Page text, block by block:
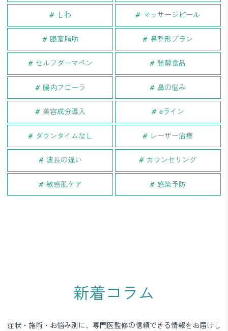
しわ マッサージピール
眼窩脂肪 鼻整形プラン
セルフダーマペン 発酵食品
腸内フローラ 鼻の悩み
美容成分導入 eライン
ダウンタイムなし レーザー治療
波長の違い カウンセリング
敏感肌ケア 感染予防
新着コラム
症状・施術・お悩み別に、専門医監修の信頼できる情報をお届けし